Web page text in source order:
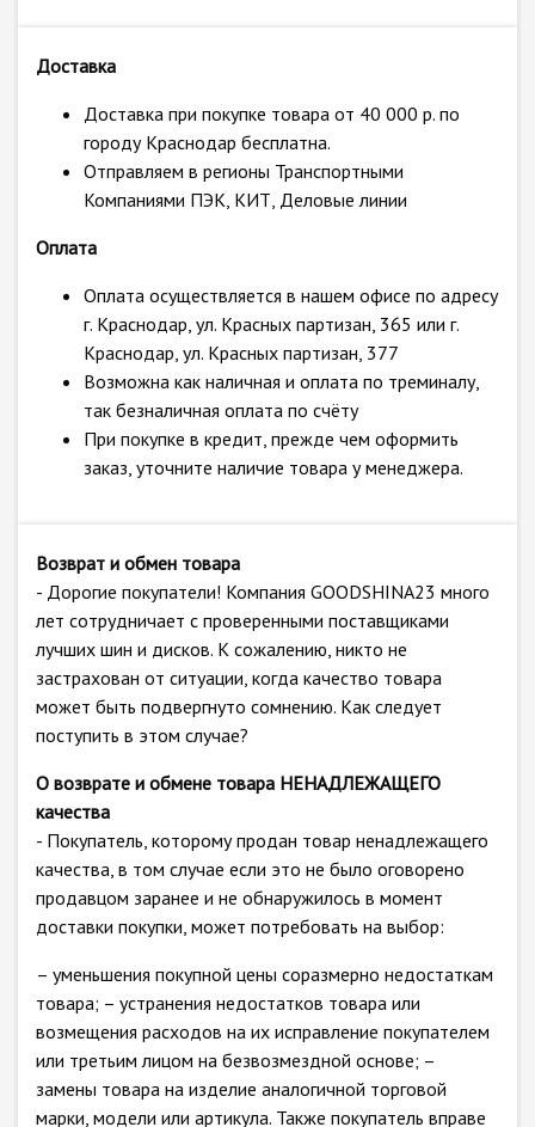
Доставка
Доставка при покупке товара от 40 000 р. по
городу Краснодар бесплатна.
Отправляем в регионы Транспортными
Компаниями ПЭК, КИТ, Деловые линии
Оплата
Оплата осуществляется в нашем офисе по адресу
г. Краснодар, ул. Красных партизан, 365 или г.
Краснодар, ул. Красных партизан, 377
Возможна как наличная и оплата по треминалу,
так безналичная оплата по счёту
При покупке в кредит, прежде чем оформить
заказ, уточните наличие товара у менеджера.
Возврат и обмен товара
- Дорогие покупатели! Компания GOODSHINA23 много
лет сотрудничает с проверенными поставщиками
лучших шин и дисков. К сожалению, никто не
застрахован от ситуации, когда качество товара
может быть подвергнуто сомнению. Как следует
поступить в этом случае?
О возврате и обмене товара НЕНАДЛЕЖАЩЕГО
качества
- Покупатель, которому продан товар ненадлежащего
качества, в том случае если это не было оговорено
продавцом заранее и не обнаружилось в момент
доставки покупки, может потребовать на выбор:
– уменьшения покупной цены соразмерно недостаткам
товара; – устранения недостатков товара или
возмещения расходов на их исправление покупателем
или третьим лицом на безвозмездной основе; –
замены товара на изделие аналогичной торговой
марки, модели или артикула. Также покупатель вправе